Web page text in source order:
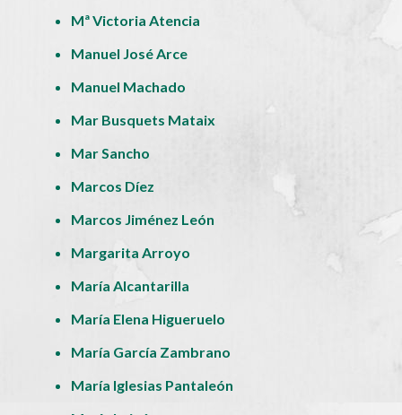
Mª Victoria Atencia
Manuel José Arce
Manuel Machado
Mar Busquets Mataix
Mar Sancho
Marcos Díez
Marcos Jiménez León
Margarita Arroyo
María Alcantarilla
María Elena Higueruelo
María García Zambrano
María Iglesias Pantaleón